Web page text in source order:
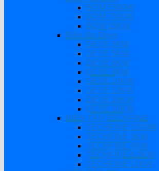
BƠM 5500W
BƠM 7500W
BƠM 15KW
Biến tần Deye
DEYE 3KW
DEYE 5KW
DEYE 6KW
DEYE 8KW
DEYE 10KW
DEYE 12KW
DEYE 16KW
DEYE 20KW
BIẾN TẦN TECHFINE
TECHFINE 1200W
TECHFINE 3KW
TECHFINE 4KW
TECHFINE 6.2KW
TECHFINE 11KW